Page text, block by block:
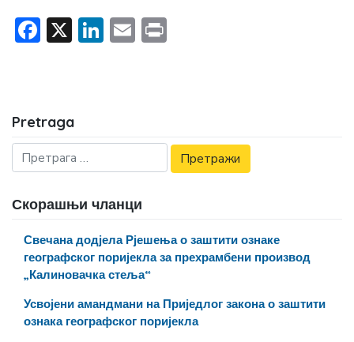
Facebook
X LinkedIn
Email
Pretraga
Скорашњи чланци
Свечана додјела Рјешења о заштити ознаке
географског поријекла за прехрамбени производ
„Калиновачка стеља“
Усвојени амандмани на Приједлог закона о заштити
ознака географског поријекла